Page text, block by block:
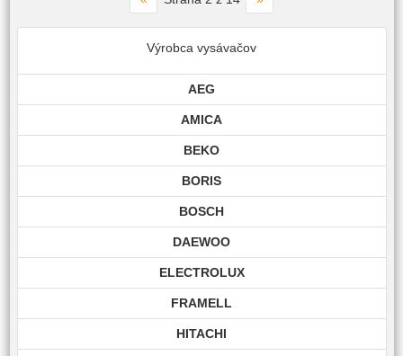
Výrobca vysávačov
AEG
AMICA
BEKO
BORIS
BOSCH
DAEWOO
ELECTROLUX
FRAMELL
HITACHI